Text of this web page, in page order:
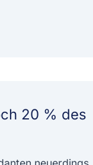
20 % des